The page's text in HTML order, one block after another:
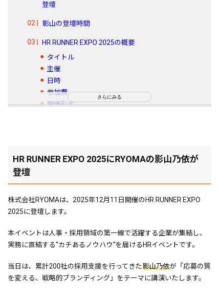
登壇
影山の登壇時間
HR RUNNER EXPO 2025の概要
タイトル
主催
日時
参加費
開催形式
さらにみる
HR RUNNER EXPO 2025にRYOMAの影山乃依が
登壇
株式会社RYOMAは、2025年12月11日開催のHR RUNNER EXPO
2025に登壇します。
本イベントは人事・採用領域の第一線で活躍する企業が集結し、
実務に直結する“カチあるノウハウ“を届けるHRイベントです。
当日は、累計200社の採用支援を行ってきた影山乃依が「応募の質
を変える、戦略的ブランディング」をテーマに講演いたします。